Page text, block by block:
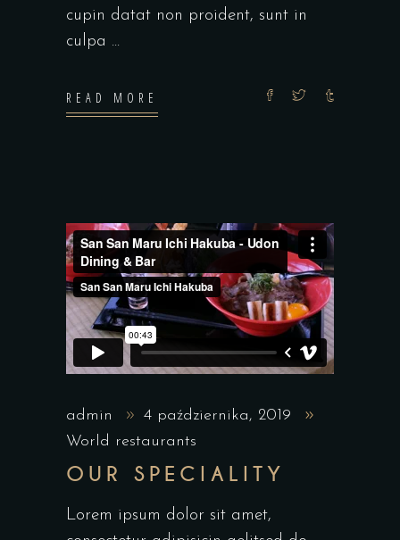
cupin datat non proident, sunt in
culpa
READ MORE
admin
4 października, 2019
World restaurants
OUR SPECIALITY
Lorem ipsum dolor sit amet,